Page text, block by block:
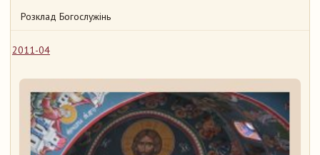
Розклад Богослужінь
2011-04